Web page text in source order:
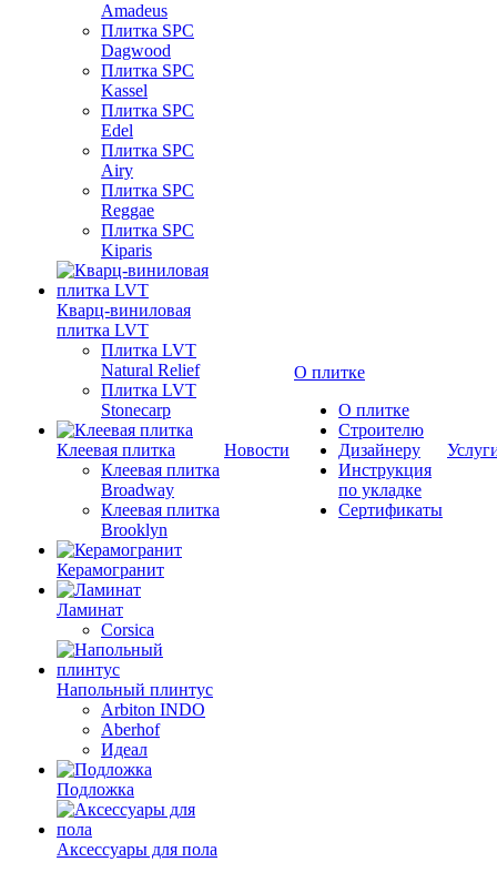
Amadeus
Плитка SPC
Dagwood
Плитка SPC
Kassel
Плитка SPC
Edel
Плитка SPC
Airy
Плитка SPC
Reggae
Плитка SPC
Kiparis
Кварц-виниловая
плитка LVT
Плитка LVT
Natural Relief
Плитка LVT
Stonecarp
Клеевая плитка
Клеевая плитка
Broadway
Клеевая плитка
Brooklyn
Керамогранит
Ламинат
Corsica
Напольный плинтус
Arbiton INDO
Aberhof
Идеал
Подложка
Аксессуары для пола
Новости
О плитке
О плитке
Строителю
Дизайнеру
Инструкция
по укладке
Сертификаты